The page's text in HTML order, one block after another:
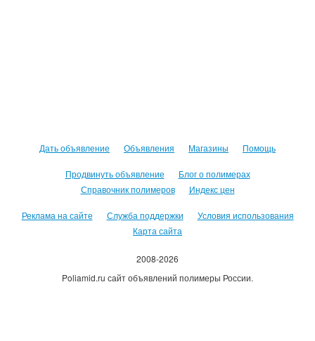
Дать объявление Объявления Магазины Помощь
Продвинуть объявление
Блог о полимерах
Справочник полимеров
Индекс цен
Реклама на сайте Служба поддержки
Условия использования
Карта сайта
2008-2026
Poliamid.ru сайт объявлений полимеры России.